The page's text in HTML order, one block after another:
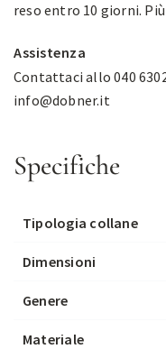
reso entro 10 giorni.
Assistenza
Contattaci allo 040
info@dobner.it
Specifiche
Tipologia collane
Dimensioni
Genere
Materiale